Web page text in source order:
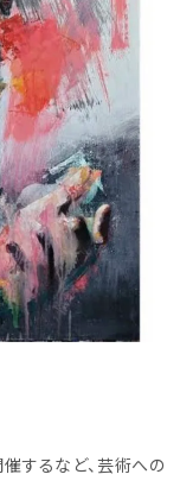
するなど、芸術への